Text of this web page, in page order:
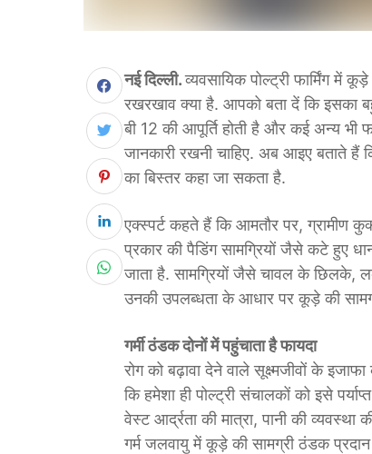
नई दिल्ली.व्यवसायिक पोल्ट्री फार्मिंग
रखरखाव क्या है. आपको बता दें कि इसका बहुत
बी 12 की आपूर्ति होती है और कई अन्य भी
जानकारी रखनी चाहिए. अब आइए बताते
का बिस्तर कहा जा सकता है.
एक्स्पर्ट कहते हैं कि आमतौर पर, ग्रामीण
प्रकार की पैडिंग सामग्रियों जैसे कटे हुए
जाता है. सामग्रियों जैसे चावल के छिलके,
उनकी उपलब्धता के आधार पर कूड़े की
गर्मी ठंडक दोनों में पहुंचाता है फायदा
रोग को बढ़ावा देने वाले सूक्ष्मजीवों के
कि हमेशा ही पोल्ट्री संचालकों को इसे
वेस्ट आर्द्रता की मात्रा, पानी की
गर्म जलवायु में कूड़े की सामग्री ठंडक प्रदान